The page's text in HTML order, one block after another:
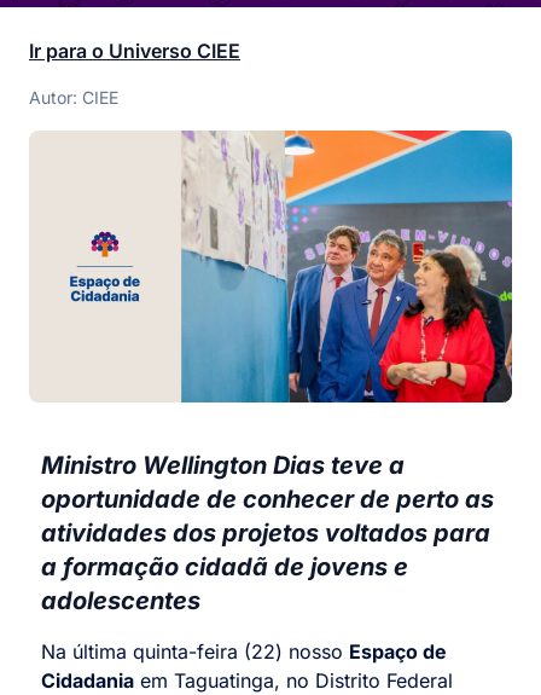
Ir para o Universo CIEE
Autor: CIEE
Ministro Wellington Dias teve a
oportunidade de conhecer de perto as
atividades dos projetos voltados para
a formação cidadã de jovens e
adolescentes
Na última quinta-feira (22) nosso Espaço de
Cidadania em Taguatinga, no Distrito Federal